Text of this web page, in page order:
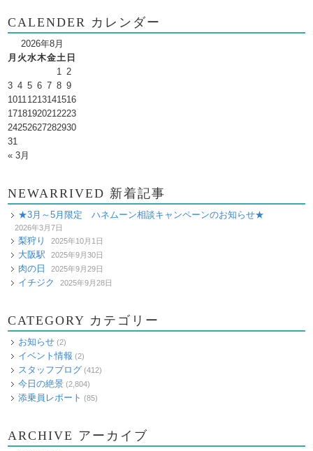
CALENDER カレンダー
2026年8月
月 火水木金土 日
1 2
3 4 5 6 7 8 9
10111213141516
17181920212223
24252627282930
31
« 3月
NEWARRIVED 新着記事
★3月～5月限定 ハネムーン相談キャンペーンのお知らせ★
2026年3月7日
梨狩り 2025年10月1日
大阪駅 2025年9月30日
肉の日 2025年9月29日
イチジク 2025年9月28日
CATEGORY カテゴリー
お知らせ (2)
イベント情報 (2)
スタッフブログ (412)
今日の絶景 (2,804)
添乗員レポート (85)
ARCHIVE アーカイブ